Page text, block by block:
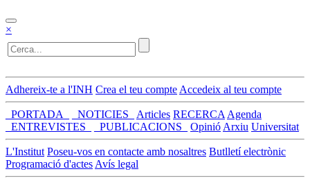
×
Adhereix-te a l'INH Crea el teu compte Accedeix al teu compte
_PORTADA_ _NOTICIES_ Articles RECERCA Agenda
_ENTREVISTES_
_PUBLICACIONS_ Opinió Arxiu Universitat
L'Institut Poseu-vos en contacte amb nosaltres Butlletí electrònic
Programació d'actes Avís legal